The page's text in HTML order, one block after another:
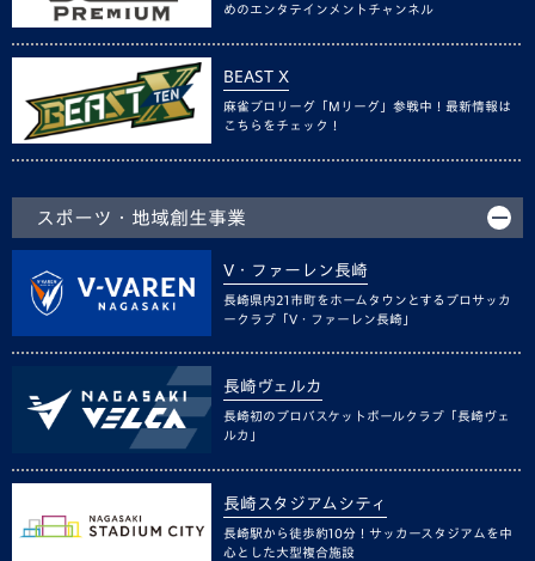
めのエンタテインメントチャンネル
BEAST X
麻雀プロリーグ「Mリーグ」参戦中！最新情報は
こちらをチェック！
スポーツ・地域創生事業
V・ファーレン長崎
長崎県内21市町をホームタウンとするプロサッカ
ークラブ「V・ファーレン長崎」
長崎ヴェルカ
長崎初のプロバスケットボールクラブ「長崎ヴェ
ルカ」
長崎スタジアムシティ
長崎駅から徒歩約10分！サッカースタジアムを中
心とした大型複合施設